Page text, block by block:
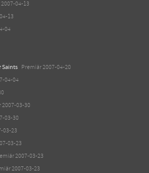
04-13
13
04
Saints Premiär 2007-04-20
04-04
2007-03-30
03-30
03-23
03-23
2007-03-23
2007-03-23